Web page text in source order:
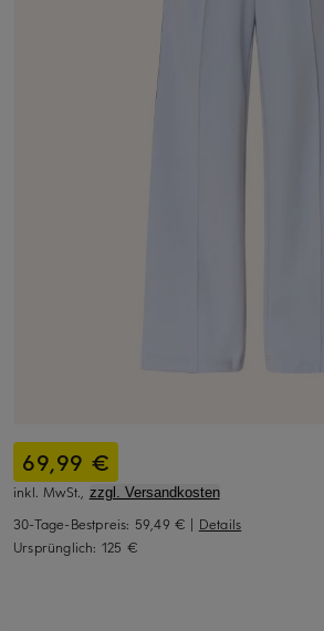
69,99 €
inkl. MwSt., zzgl. Versandkosten
30-Tage-Bestpreis: 59,49 € | Details
Ursprünglich: 125 €